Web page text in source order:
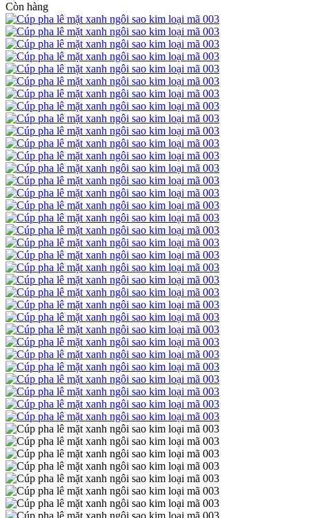
Còn hàng